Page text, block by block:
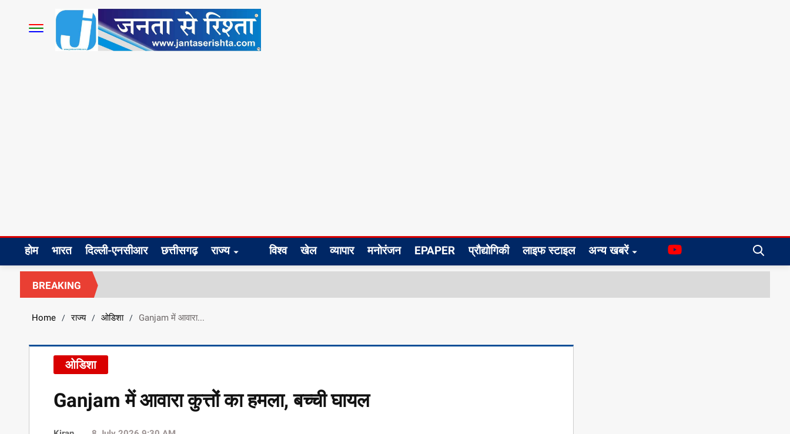
होम भारत दिल्ली-एनसीआर छत्तीसगढ़ राज्य विश्व खेल व्यापार मनोरंजन EPAPER प्रौद्योगिकी लाइफ स्टाइल अन्य खबरें
BREAKING
Home / राज्य / ओडिशा / Ganjam में आवारा...
ओडिशा
Ganjam में आवारा कुत्तों का हमला, बच्ची घायल